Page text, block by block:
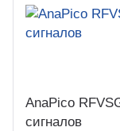
AnaPico
сигналов